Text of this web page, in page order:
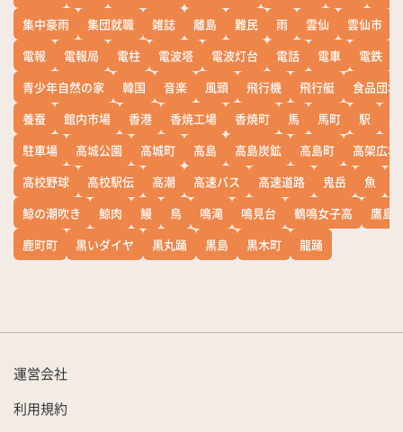
集中豪雨
集団就職 雑誌 離島 難民 雨 雲仙 雲仙市
電報
電報局 電柱 電波塔 電波灯台 電話 電車 電鉄
青少年自然の家
韓国 音楽 風頭 飛行機 飛行艇
食品団地
養蚕
館内市場 香港 香焼工場 香焼町 馬 馬町 駅
駐車場
高城公園 高城町 高島 高島炭鉱 高島町
高架広場
高校野球
高校駅伝 高潮 高速バス 高速道路 鬼岳 魚
鯨の潮吹き
鯨肉 鰻 鳥 鳴滝 鳴見台 鶴鳴女子高
鷹島
鹿町町
黒いダイヤ 黒丸踊 黒島 黒木町 龍踊
運営会社
利用規約